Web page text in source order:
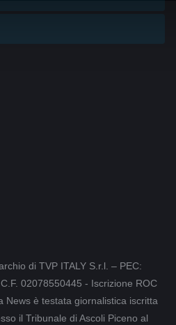
di TVP ITALY S.r.l. – PEC:
02078550445 - Iscrizione ROC
News è testata giornalistica iscritta
il Tribunale di Ascoli Piceno al